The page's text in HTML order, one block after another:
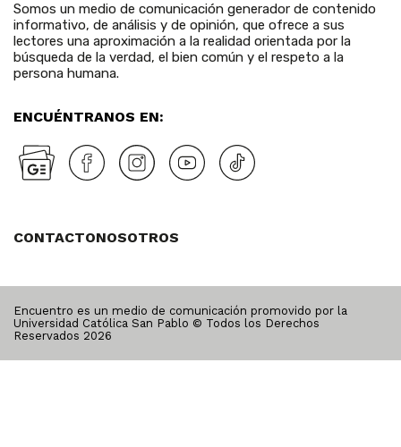
Somos un medio de comunicación generador de contenido
informativo, de análisis y de opinión, que ofrece a sus
lectores una aproximación a la realidad orientada por la
búsqueda de la verdad, el bien común y el respeto a la
persona humana.
ENCUÉNTRANOS EN:
CONTACTONOSOTROS
Encuentro es un medio de comunicación promovido por la
Universidad Católica San Pablo © Todos los Derechos
Reservados 2026